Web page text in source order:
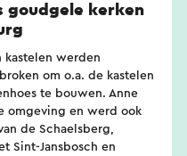
goudgele kerken
kastelen werden
om o.a. de kastelen
te bouwen. Anne
omgeving en werd ook
de Schaelsberg,
Sint-Jansbosch en